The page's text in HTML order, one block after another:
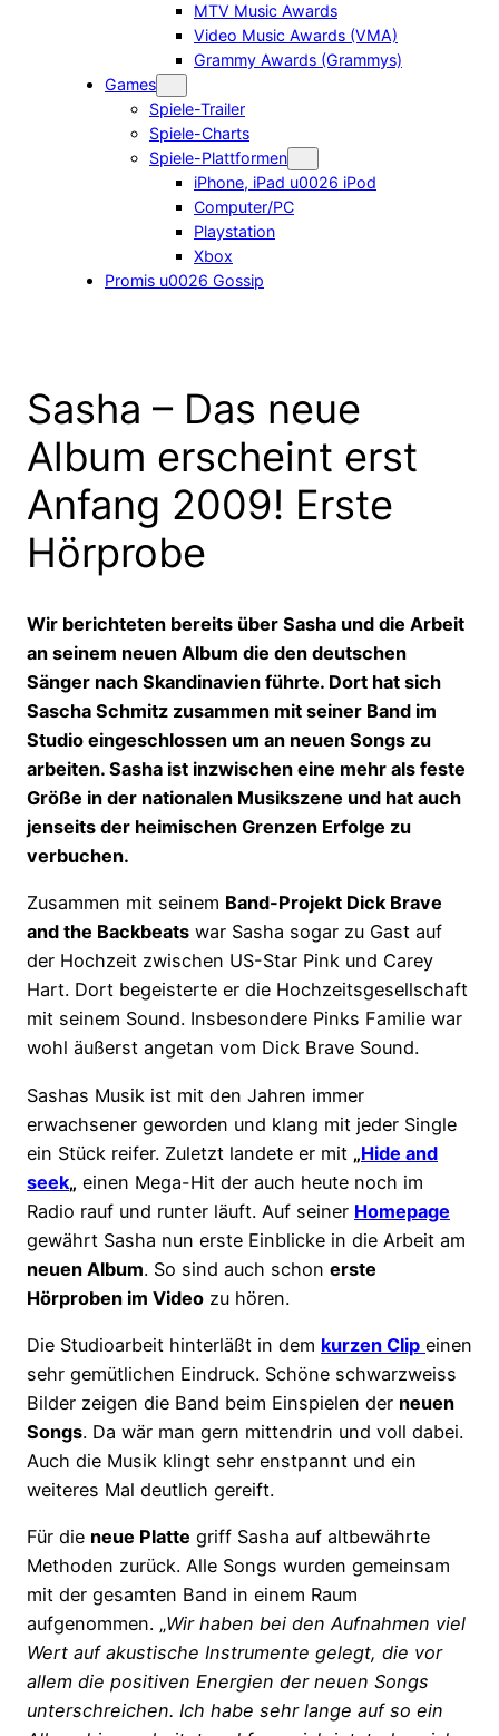
MTV Music Awards
Video Music Awards (VMA)
Grammy Awards (Grammys)
Games
Spiele-Trailer
Spiele-Charts
Spiele-Plattformen
iPhone, iPad u0026 iPod
Computer/PC
Playstation
Xbox
Promis u0026 Gossip
Sasha – Das neue
Album erscheint erst
Anfang 2009! Erste
Hörprobe
Wir berichteten bereits über Sasha und die Arbeit
an seinem neuen Album die den deutschen
Sänger nach Skandinavien führte. Dort hat sich
Sascha Schmitz zusammen mit seiner Band im
Studio eingeschlossen um an neuen Songs zu
arbeiten. Sasha ist inzwischen eine mehr als feste
Größe in der nationalen Musikszene und hat auch
jenseits der heimischen Grenzen Erfolge zu
verbuchen.
Zusammen mit seinem Band-Projekt Dick Brave
and the Backbeats war Sasha sogar zu Gast auf
der Hochzeit zwischen US-Star Pink und Carey
Hart. Dort begeisterte er die Hochzeitsgesellschaft
mit seinem Sound. Insbesondere Pinks Familie war
wohl äußerst angetan vom Dick Brave Sound.
Sashas Musik ist mit den Jahren immer
erwachsener geworden und klang mit jeder Single
ein Stück reifer. Zuletzt landete er mit „Hide and
seek„ einen Mega-Hit der auch heute noch im
Radio rauf und runter läuft. Auf seiner Homepage
gewährt Sasha nun erste Einblicke in die Arbeit am
neuen Album. So sind auch schon erste
Hörproben im Video zu hören.
Die Studioarbeit hinterläßt in dem kurzen Clip einen
sehr gemütlichen Eindruck. Schöne schwarzweiss
Bilder zeigen die Band beim Einspielen der neuen
Songs. Da wär man gern mittendrin und voll dabei.
Auch die Musik klingt sehr enstpannt und ein
weiteres Mal deutlich gereift.
Für die neue Platte griff Sasha auf altbewährte
Methoden zurück. Alle Songs wurden gemeinsam
mit der gesamten Band in einem Raum
aufgenommen. „Wir haben bei den Aufnahmen viel
Wert auf akustische Instrumente gelegt, die vor
allem die positiven Energien der neuen Songs
unterschreichen. Ich habe sehr lange auf so ein